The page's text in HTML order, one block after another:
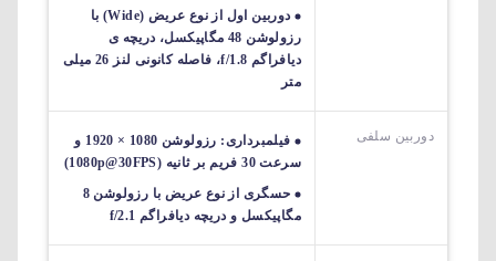
دوربین اول از نوع عریض (Wide) با
رزولوشن 48 مگاپیکسل، دریچه ی
دیافراگم f/1.8، فاصله کانونی لنز 26 میلی
متر
دوربین سلفی
فیلمبرداری: رزولوشن 1080 × 1920 و
سرعت 30 فریم بر ثانیه (1080p@30FPS)
حسگری از نوع عریض با رزولوشن 8
مگاپیکسل و دریچه دیافراگم f/2.1